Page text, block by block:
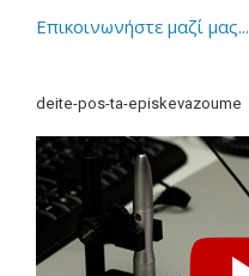
Επικοινωνήστε μαζί μας...
deite-pos-ta-episkevazoume